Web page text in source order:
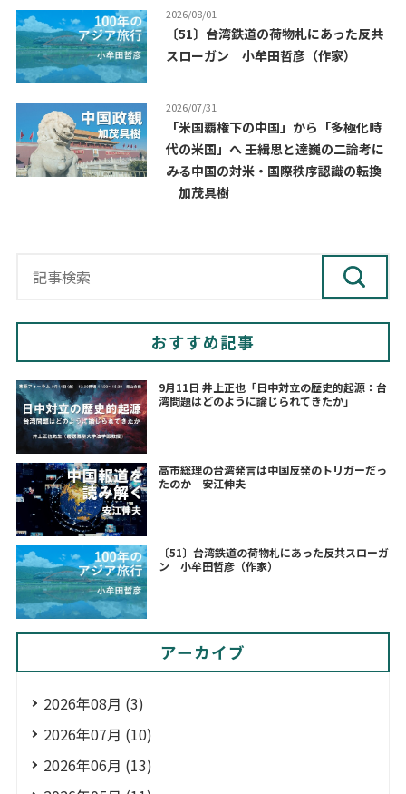
2026/08/01
〔51〕台湾鉄道の荷物札にあった反共
スローガン 小牟田哲彦（作家）
2026/07/31
「米国覇権下の中国」から「多極化時
代の米国」へ ――王緝思と達巍の二論考に
みる中国の対米・国際秩序認識の転換
加茂具樹
おすすめ記事
9月11日 井上正也「日中対立の歴史的起源：台
湾問題はどのように論じられてきたか」
高市総理の台湾発言は中国反発のトリガーだっ
たのか 安江伸夫
〔51〕台湾鉄道の荷物札にあった反共スローガ
ン 小牟田哲彦（作家）
アーカイブ
2026年08月 (3)
2026年07月 (10)
2026年06月 (13)